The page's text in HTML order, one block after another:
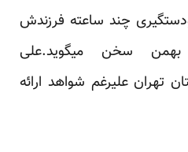
چند ساعته فرزندش
در راه پیمایی 22 بهمن سخن میگوید.علی
تهران علیرغم شواهد ارائه